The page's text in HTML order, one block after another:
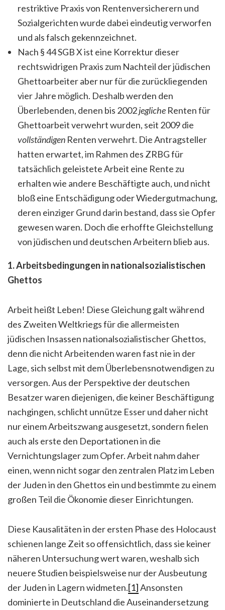
restriktive Praxis von Rentenversicherern und
Sozialgerichten wurde dabei eindeutig verworfen
und als falsch gekennzeichnet.
Nach § 44 SGB X ist eine Korrektur dieser
rechtswidrigen Praxis zum Nachteil der jüdischen
Ghettoarbeiter aber nur für die zurückliegenden
vier Jahre möglich. Deshalb werden den
Überlebenden, denen bis 2002jegliche Renten für
Ghettoarbeit verwehrt wurden, seit 2009 die
vollständigen Renten verwehrt. Die Antragsteller
hatten erwartet, im Rahmen des ZRBG für
tatsächlich geleistete Arbeit eine Rente zu
erhalten wie andere Beschäftigte auch, und nicht
bloß eine Entschädigung oder Wiedergutmachung,
deren einziger Grund darin bestand, dass sie Opfer
gewesen waren. Doch die erhoffte Gleichstellung
von jüdischen und deutschen Arbeitern blieb aus.
1. Arbeitsbedingungen in nationalsozialistischen
Ghettos
Arbeit heißt Leben! Diese Gleichung galt während
des Zweiten Weltkriegs für die allermeisten
jüdischen Insassen nationalsozialistischer Ghettos,
denn die nicht Arbeitenden waren fast nie in der
Lage, sich selbst mit dem Überlebensnotwendigen zu
versorgen. Aus der Perspektive der deutschen
Besatzer waren diejenigen, die keiner Beschäftigung
nachgingen, schlicht unnütze Esser und daher nicht
nur einem Arbeitszwang ausgesetzt, sondern fielen
auch als erste den Deportationen in die
Vernichtungslager zum Opfer. Arbeit nahm daher
einen, wenn nicht sogar den zentralen Platz im Leben
der Juden in den Ghettos ein und bestimmte zu einem
großen Teil die Ökonomie dieser Einrichtungen.
Diese Kausalitäten in der ersten Phase des Holocaust
schienen lange Zeit so offensichtlich, dass sie keiner
näheren Untersuchung wert waren, weshalb sich
neuere Studien beispielsweise nur der Ausbeutung
der Juden in Lagern widmeten.[1]Ansonsten
dominierte in Deutschland die Auseinandersetzung